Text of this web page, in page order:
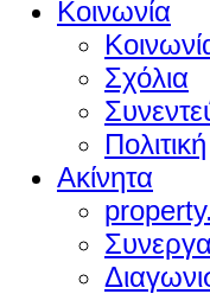
Κοινωνία
Σχόλια
Πολιτική
Ακίνητα